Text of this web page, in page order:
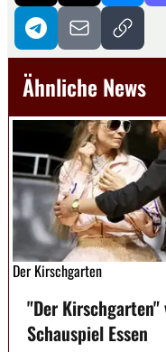
Ähnliche News
Der Kirschgarten
"Der Kirschgarten"
Schauspiel Essen